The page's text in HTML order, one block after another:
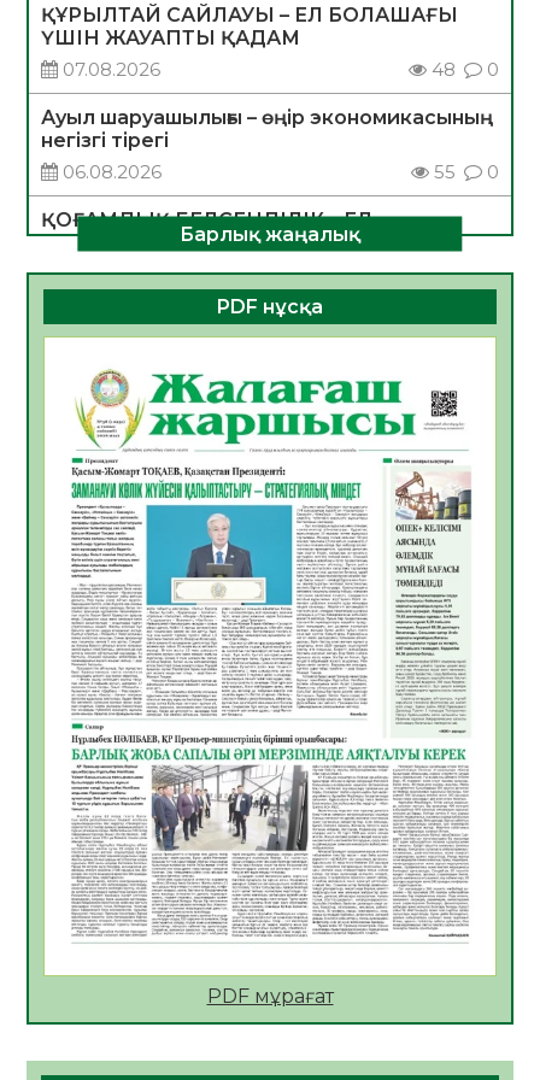
ҚҰРЫЛТАЙ САЙЛАУЫ – ЕЛ БОЛАШАҒЫ
ҮШІН ЖАУАПТЫ ҚАДАМ
07.08.2026
48 0
Ауыл шаруашылығы – өңір экономикасының
негізгі тірегі
06.08.2026
55 0
ҚОҒАМДЫҚ БЕЛСЕНДІЛІК – ЕЛ
ДАМУЫНЫҢ НЕГІЗІ
06.08.2026
53 0
ҚҰРЫЛТАЙ САЙЛАУЫ – БОЛАШАҚҚА
06.08.2026
Инфекциялық ауруларға қарсы иммундау
жұмыстарының тиімділігі
06.08.2026
57
Көкжөтел ауруы туралы
06.08.2026
55
АПВ вакцинасы туралы мәлімет
06.08.2026
56
Open Air: Қызылорда облысы полиция
департаменті 20 мыңнан астам
көрерменнің қауіпсіздігін қамтамасыз етті
06.08.2026
66
ҚЫЗЫЛОРДАДА «САНАЛЫ ҰРПАҚ –
ЖАРҚЫН БОЛАШАҚ» АТТЫ КЕҢЕЙТІЛГЕН
МӘЖІЛІС ӨТТІ
05.08.2026
67
Қазақстан Орталық Азиядағы көшуге ең
азаматтың міндеті
Барлық жаңалық
PDF нұсқа
PDF мұрағат